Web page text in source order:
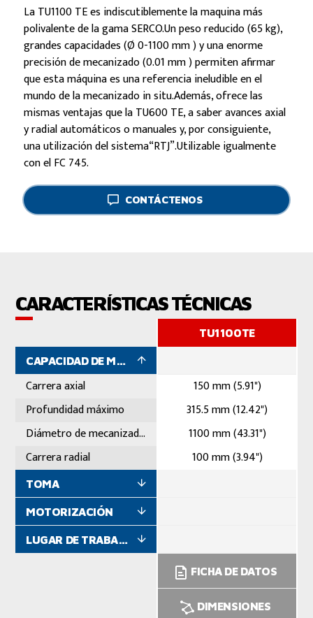
La TU1100 TE es indiscutiblemente la maquina más
polivalente de la gama SERCO.Un peso reducido (65 kg),
grandes capacidades (Ø 0-1100 mm ) y una enorme
precisión de mecanizado (0.01 mm ) permiten afirmar
que esta máquina es una referencia ineludible en el
mundo de la mecanizado in situ.Además, ofrece las
mismas ventajas que la TU600 TE, a saber avances axial
y radial automáticos o manuales y, por consiguiente,
una utilización del sistema“RTJ”.Utilizable igualmente
con el FC 745.
CONTÁCTENOS
CARACTERÍSTICAS TÉCNICAS
CAPACIDAD DE MECANIZADO
Carrera axial
Profundidad máximo
Diámetro de mecanizado máximo
Carrera radial
TOMA
MOTORIZACIÓN
LUGAR DE TRABAJO
TU1100TE
150 mm (5.91")
315.5 mm (12.42")
1100 mm (43.31")
100 mm (3.94")
FICHA DE DATOS
DIMENSIONES